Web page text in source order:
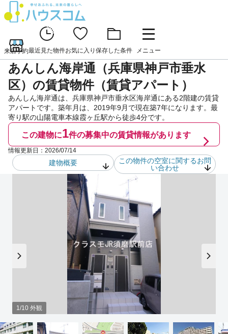
来店予約最近見た物件お気に入り 保存した条件 メニュー
あんしん海岸通（兵庫県神戸市垂水
区）の賃貸物件（賃貸アパート）
あんしん海岸通は、兵庫県神戸市垂水区海岸通にある2階建の賃貸
アパートです。築年月は、2019年9月で現在築7年になります。最
寄り駅の山陽電車本線霞ヶ丘駅から徒歩4分です。
この建物に1件の募集中の賃貸情報があります
情報更新日： 2026/07/14
建物概要
この物件の空室に関するお問
い合わせ
1/10 外観